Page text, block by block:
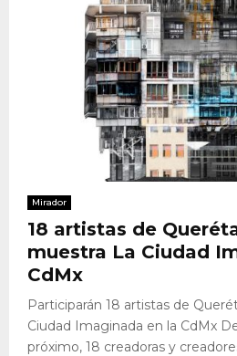
Mirador
18 artistas de
muestra La Ciudad
CdMx
Participarán 18 artistas de
Ciudad Imaginada en la CdMx
próximo, 18 creadoras y